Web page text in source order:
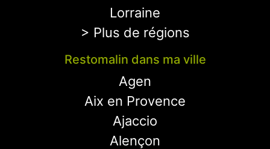
Lorraine
> Plus de régions
Restomalin dans ma ville
Agen
Aix en Provence
Ajaccio
Alençon